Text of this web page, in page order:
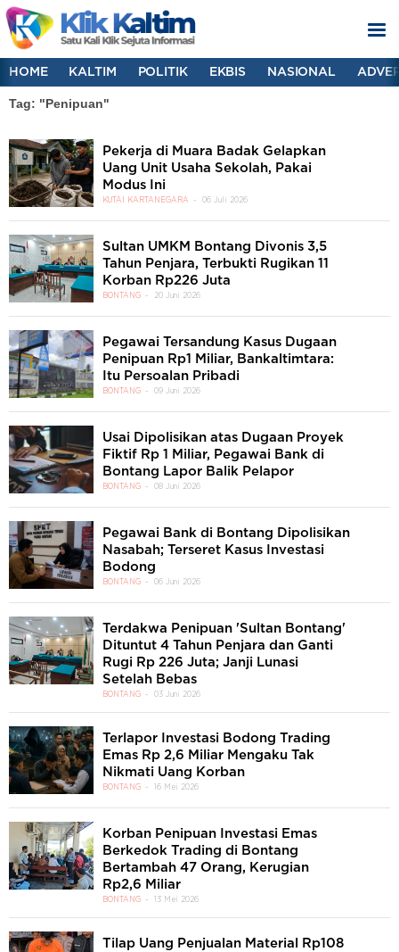
HOME KALTIM POLITIK EKBIS NASIONAL
Tag: "Penipuan"
Pekerja di Muara Badak Gelapkan
Uang Unit Usaha Sekolah, Pakai
Modus Ini
KUTAI KARTANEGARA 06 Juli 2026
Sultan UMKM Bontang Divonis 3,5
Tahun Penjara, Terbukti Rugikan 11
Korban Rp226 Juta
BONTANG 20 Juni 2026
Pegawai Tersandung Kasus Dugaan
Penipuan Rp1 Miliar, Bankaltimtara:
Itu Persoalan Pribadi
BONTANG 09 Juni 2026
Usai Dipolisikan atas Dugaan Proyek
Fiktif Rp 1 Miliar, Pegawai Bank di
Bontang Lapor Balik Pelapor
BONTANG 08 Juni 2026
Pegawai Bank di Bontang Dipolisikan
Nasabah; Terseret Kasus Investasi
Bodong
BONTANG 06 Juni 2026
Terdakwa Penipuan 'Sultan Bontang'
Dituntut 4 Tahun Penjara dan Ganti
Rugi Rp 226 Juta; Janji Lunasi
Setelah Bebas
BONTANG 03 Juni 2026
Terlapor Investasi Bodong Trading
Emas Rp 2,6 Miliar Mengaku Tak
Nikmati Uang Korban
BONTANG 16 Mei 2026
Korban Penipuan Investasi Emas
Berkedok Trading di Bontang
Bertambah 47 Orang, Kerugian
Rp2,6 Miliar
BONTANG 13 Mei 2026
Tilap Uang Penjualan Material Rp108